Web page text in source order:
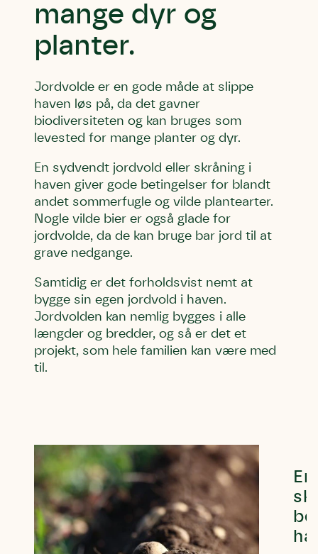
mange dyr og
planter.
Jordvolde er en gode måde at slippe
haven løs på, da det gavner
biodiversiteten og kan bruges som
levested for mange planter og dyr.
En sydvendt jordvold eller skråning i
haven giver gode betingelser for blandt
andet sommerfugle og vilde plantearter.
Nogle vilde bier er også glade for
jordvolde, da de kan bruge bar jord til at
grave nedgange.
Samtidig er det forholdsvist nemt at
bygge sin egen jordvold i haven.
Jordvolden kan nemlig bygges i alle
længder og bredder, og så er det et
projekt, som hele familien kan være med
til.